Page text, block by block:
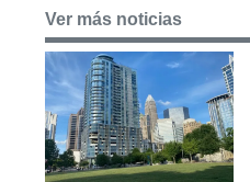
Ver más noticias